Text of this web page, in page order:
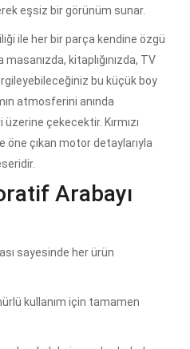
eşsiz bir görünüm sunar.
ile her bir parça kendine özgü
kitaplığınızda, TV
bu küçük boy
atmosferini anında
çekecektir. Kırmızı
çıkan motor detaylarıyla
Arabayı
sayesinde her ürün
kullanım için tamamen